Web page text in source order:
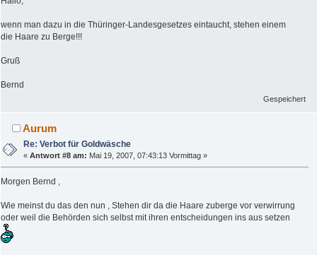
wenn man dazu in die Thüringer-Landesgesetzes eintaucht, stehen einem
die Haare zu Berge!!!
Gruß
Bernd
Gespeichert
Aurum
Re: Verbot für Goldwäsche
«Antwort #8 am: Mai 19, 2007, 07:43:13 Vormittag »
Morgen Bernd ,
Wie meinst du das den nun , Stehen dir da die Haare zuberge vor verwirrung
oder weil die Behörden sich selbst mit ihren entscheidungen ins aus setzen